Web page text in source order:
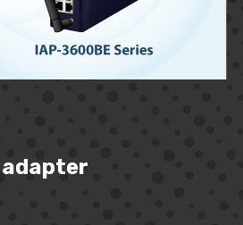
adapter